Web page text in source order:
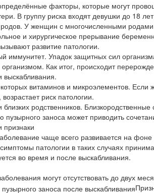
факторы, которые могут
В группу риска входят девушки до 18
родов. У женщин с многочисленными
и хирургическое прерывание
развитие патологии.
иммунитет. Упадок защитных сил
организмом. Как итог, происходит
витаминов и микроэлементов. Если
риск патологии.
близких родственников.
пузырного заноса может приводить
чаще всего развивается на
патологии в таких случаях
во время и после выскабливания.
могут отсутствовать до двух